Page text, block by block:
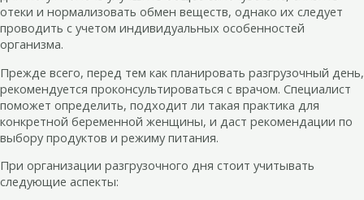
отеки и нормализовать обмен веществ, однако их следует
проводить с учетом индивидуальных особенностей
организма.
Прежде всего, перед тем как планировать разгрузочный день,
рекомендуется проконсультироваться с врачом. Специалист
поможет определить, подходит ли такая практика для
конкретной беременной женщины, и даст рекомендации по
выбору продуктов и режиму питания.
При организации разгрузочного дня стоит учитывать
следующие аспекты: